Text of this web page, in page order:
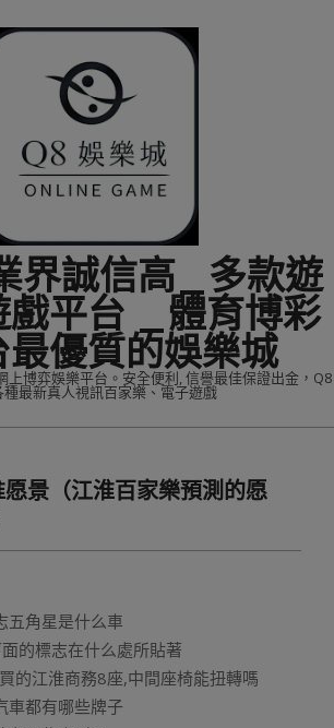
界誠信高_多款遊
戲平台 _體育博彩
最優質的娛樂城
上博弈娛樂平台。安全便利, 信譽最佳保證出金，Q8
種最新真人視訊百家樂、電子遊戲
景（江淮百家樂預測的愿
角星是什么車
標志在什么處所貼著
江淮商務8座,中間座椅能扭轉嗎
都有哪些牌子